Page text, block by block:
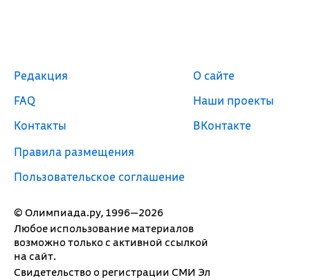
© Олимпиада.ру, 1996—2026
Любое использование материалов
возможно только с активной ссылкой
на сайт.
Свидетельство о регистрации СМИ Эл
Редакция
FAQ
Контакты
Правила размещения
Пользовательское соглашение
О сайте
Наши проекты
ВКонтакте